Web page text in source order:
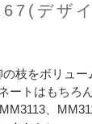
デザ
枝をボリュー
ートはもちろ
、